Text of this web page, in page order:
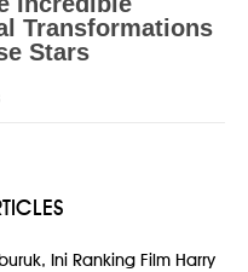
Ini Ranking Film Harry